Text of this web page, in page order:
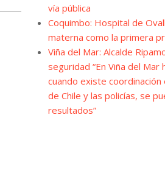
vía pública
Coquimbo: Hospital de
materna como la primera
Viña del Mar: Alcalde
seguridad “En Viña del
cuando existe
de Chile y las policías, se
resultados”